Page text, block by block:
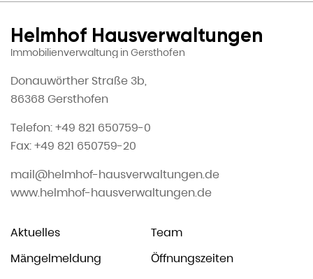
Helmhof Hausverwaltungen
Immobilienverwaltung in Gersthofen
Donauwörther Straße 3b,
86368 Gersthofen
Telefon: +49 821 650759-0
Fax: +49 821 650759-20
mail@helmhof-hausverwaltungen.de
www.helmhof-hausverwaltungen.de
Aktuelles
Team
Mängelmeldung
Öffnungszeiten